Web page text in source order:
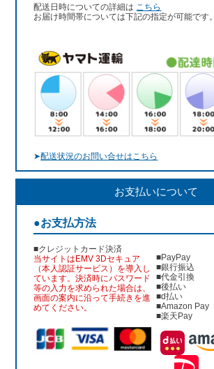
配送日時についての詳細は こちら
お届け時間帯については下記の指定が可能です。
➤配送状況のお問い合せはこちら
お支払いについて
●お支払方法
■クレジットカード決済
当サイトはEMV 3Dセキュア
（本人認証サービス）を導入し
ています。決済時にパスワード
等の入力を求められた場合は、
画面の案内に沿って手続きを進
めてください。
■PayPay
■銀行振込
■代金引換
■後払い
■d払い
■Amazon Pay
■楽天Pay